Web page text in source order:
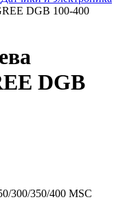
DGB 100-400
DGB
300/350/400 MSC